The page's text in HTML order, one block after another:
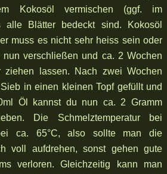
Kokosöl vermischen (ggf. im
alle Blätter bedeckt sind. Kokosöl
muss es nicht sehr heiss sein oder
verschließen und ca. 2 Wochen
ziehen lassen. Nach zwei Wochen
in einen kleinen Topf gefüllt und
Öl kannst du nun ca. 2 Gramm
Die Schmelztemperatur bei
ca. 65°C, also sollte man die
voll aufdrehen, sonst gehen gute
verloren. Gleichzeitig kann man